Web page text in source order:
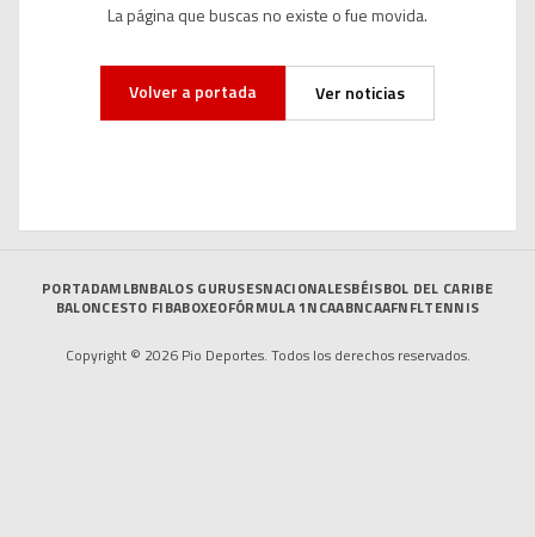
La página que buscas no existe o fue movida.
Volver a portada Ver noticias
PORTADAMLBNBALOS GURUSESNACIONALESBÉISBOL DEL CARIBE
BALONCESTO FIBABOXEOFÓRMULA 1NCAABNCAAFNFLTENNIS
Copyright © 2026 Pio Deportes. Todos los derechos reservados.